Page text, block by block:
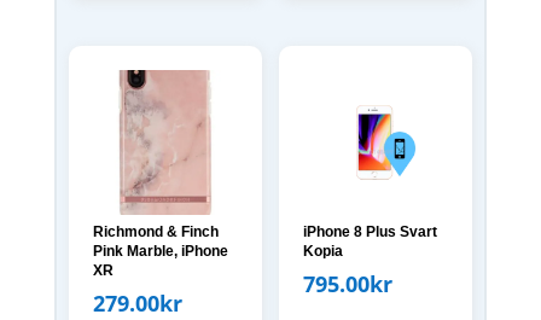
Richmond & Finch
Pink Marble, iPhone
XR
279.00kr
iPhone 8 Plus Svart
Kopia
795.00kr